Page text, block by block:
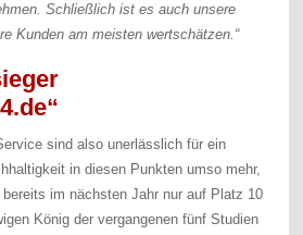
Schließlich ist es auch unsere
Kunden am meisten wertschätzen.“
sind also unerlässlich für ein
in diesen Punkten umso mehr,
im nächsten Jahr nur auf Platz 10
König der vergangenen fünf Studien